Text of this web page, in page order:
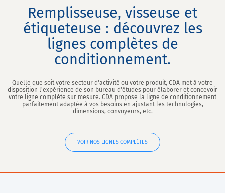
Remplisseuse, visseuse et
étiqueteuse : découvrez les
lignes complètes de
conditionnement.
Quelle que soit votre secteur d'activité ou votre produit, CDA met à votre
disposition l'expérience de son bureau d'études pour élaborer et concevoir
votre ligne complète sur mesure. CDA propose la ligne de conditionnement
parfaitement adaptée à vos besoins en ajustant les technologies,
dimensions, convoyeurs, etc.
VOIR NOS LIGNES COMPLÈTES